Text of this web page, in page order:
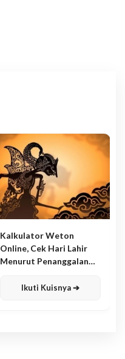
Kalkulator Weton
Online, Cek Hari Lahir
Menurut Penanggalan
Ikuti Kuisnya ➔